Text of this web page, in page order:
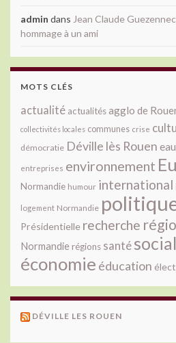
admin dans Jean Claude
hommage à un ami
MOTS CLÉS
actualité actualitésagglo de
collectivités locales communes crise
démocratie Déville lès Rouen eau
entreprises environnement
Normandie humour international
logement Normandie
Présidentielle recherche
Normandie régions santésocial
économie éducation
DÉVILLE LES ROUEN